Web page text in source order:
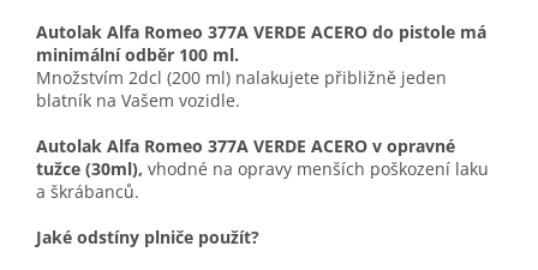
Autolak Alfa Romeo 377A VERDE ACERO do pistole má
minimální odběr 100 ml.
Množstvím 2dcl (200 ml) nalakujete přibližně jeden
blatník na Vašem vozidle.
Autolak Alfa Romeo 377A VERDE ACERO v opravné
tužce (30ml), vhodné na opravy menších poškození laku
a škrábanců.
Jaké odstíny plniče použít?